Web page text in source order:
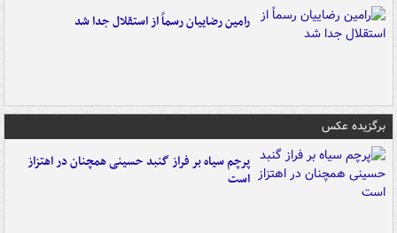
رامین رضاییان رسماً از استقلال جدا شد
برگزیده عکس
پرچم سیاه بر فراز گنبد حسینی همچنان در اهتزاز
است